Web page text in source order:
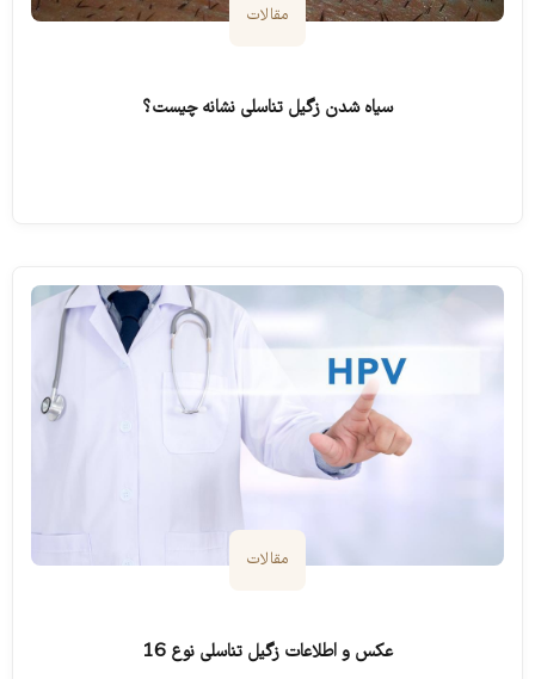
مقالات
سیاه شدن زگیل تناسلی نشانه چیست؟
مقالات
عکس و اطلاعات زگیل تناسلی نوع 16